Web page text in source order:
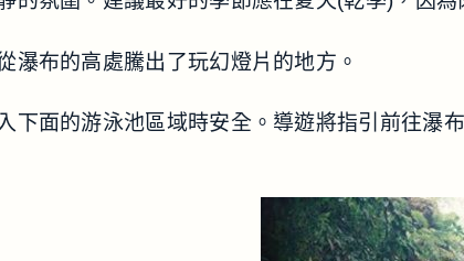
瀑布的高處騰出了玩幻燈片的地方。
面的游泳池區域時安全。導遊將指引前往瀑